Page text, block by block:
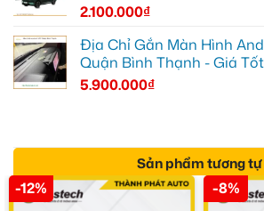
2.100.000₫
Địa Chỉ Gắn Màn Hình
Quận Bình Thạnh - Giá
5.900.000₫
Sản phẩm tương tự
-12% -8%